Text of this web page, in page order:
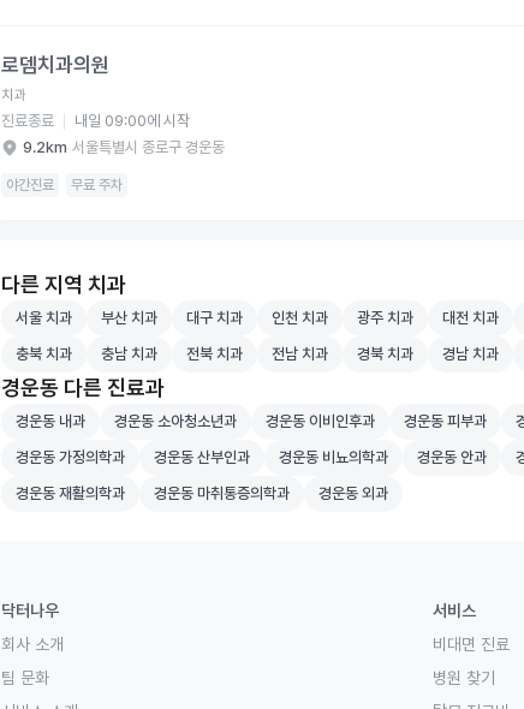
로뎀치과의원
치과
진료종료
내일 09:00에 시작
9.2km 서울특별시 종로구 경운동
야간진료 무료 주차
다른 지역 치과
서울 치과 병원 검색
서울 치과 부산 치과 병원 검색
부산 치과 대구 치과 병원 검색
대구 치과 인천 치과 병원 검색
인천 치과 광주 치과 병원 검색
광주 치과 대전 치과
대전 치과
충북 치과 병원 검색
충북 치과 충남 치과 병원 검색
충남 치과 전북 치과 병원 검색
전북 치과 전남 치과 병원 검색
전남 치과 경북 치과 병원 검색
경북 치과 경남 치과
경남 치과
경운동 다른 진료과
경운동 내과 병원 검색
경운동 내과 경운동 소아청소년과 병원 검색
경운동 소아청소년과 경운동 이비인후과 병원 검색
경운동 이비인후과 경운동 피부과 병
경운동 피부과
경운동 가정의학과 병원 검색
경운동 가정의학과 경운동 산부인과 병원 검색
경운동 산부인과 경운동 비뇨의학과 병원 검색
경운동 비뇨의학과 경운동 안과 병
경운동 안과
경운동 재활의학과 병원 검색
경운동 재활의학과 경운동 마취통증의학과 병원 검색
경운동 마취통증의학과 경운동 외과 병원 검색
경운동 외과
닥터나우
회사 소개
팀 문화
서비스
비대면 진료
병원 찾기